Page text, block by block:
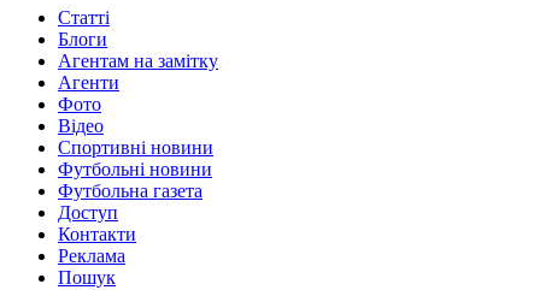
Статті
Блоги
Агентам на замітку
Агенти
Фото
Відео
Спортивні новини
Футбольні новини
Футбольна газета
Доступ
Контакти
Реклама
Пошук